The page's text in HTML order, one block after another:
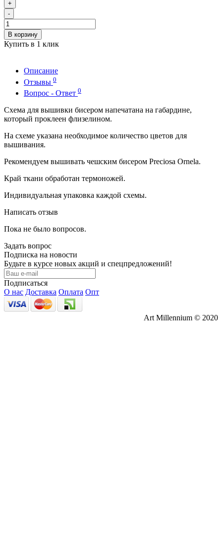
+
-
В корзину
Купить в 1 клик
Описание
Отзывы 0
Вопрос - Ответ 0
Схема для вышивки бисером напечатана на габардине,
который проклеен флизелином.
На схеме указана необходимое количество цветов для
вышивания.
Рекомендуем вышивать чешским бисером Preciosa Ornela.
Край ткани обработан термоножей.
Индивидуальная упаковка каждой схемы.
Написать отзыв
Пока не было вопросов.
Задать вопрос
Подписка на новости
Будьте в курсе новых акций и спецпредложений!
Подписаться
О нас Доставка Оплата Опт
Art Millennium © 2020